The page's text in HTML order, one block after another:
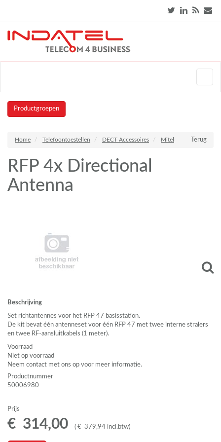
Productgroepen
Terug
Home Telefoontoestellen DECT Accessoires Mitel
RFP 4x Directional
Antenna
Beschrijving
Set richtantennes voor het RFP 47 basisstation.
De kit bevat één antenneset voor één RFP 47 met twee interne stralers
en twee RF-aansluitkabels (1 meter).
Voorraad
Niet op voorraad
Neem contact met ons op voor meer informatie.
Productnummer
50006980
Prijs
€ 314,00 ( € 379,94 incl.btw)